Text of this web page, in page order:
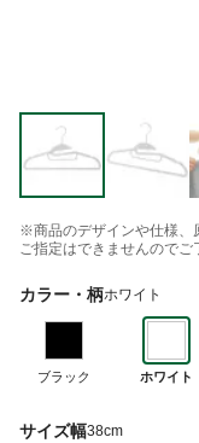
※商品のデザインや仕様、
ご指定はできませんのでご
カラー・柄ホワイト
ブラック ホワイト
サイズ幅38cm